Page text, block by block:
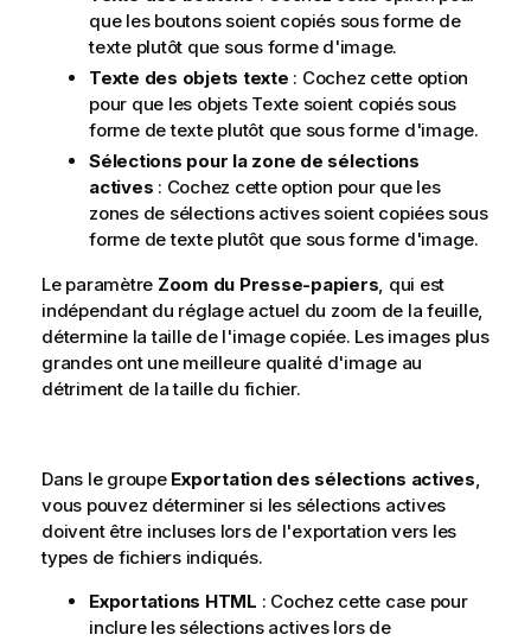
que les boutons soient copiés sous forme de
texte plutôt que sous forme d'image.
Texte des objets texte : Cochez cette option
pour que les objets Texte soient copiés sous
forme de texte plutôt que sous forme d'image.
Sélections pour la zone de sélections
actives : Cochez cette option pour que les
zones de sélections actives soient copiées sous
forme de texte plutôt que sous forme d'image.
Le paramètre Zoom du Presse-papiers, qui est
indépendant du réglage actuel du zoom de la feuille,
détermine la taille de l'image copiée. Les images plus
grandes ont une meilleure qualité d'image au
détriment de la taille du fichier.
Dans le groupe Exportation des sélections actives,
vous pouvez déterminer si les sélections actives
doivent être incluses lors de l'exportation vers les
types de fichiers indiqués.
Exportations HTML : Cochez cette case pour
inclure les sélections actives lors de